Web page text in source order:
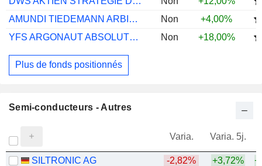
AMUNDI TIEDEMANN ARBITRAGE STRAT I EUR
Non
+4,00%
YFS ARGONAUT ABSOLUTE RETURN I GBP ACC
Non +18,00%
Plus de fonds positionnés
Semi-conducteurs - Autres
Varia. Varia. 5j.
SILTRONIC AG -2,82% +3,72%